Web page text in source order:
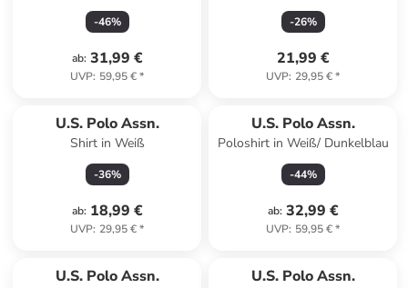
-46%
ab: 31,99 €
UVP: 59,95 €*
-26%
21,99 €
UVP: 29,95 €*
U.S. Polo Assn.
Shirt in Weiß
-36%
ab: 18,99 €
UVP: 29,95 €*
U.S. Polo Assn.
Poloshirt in Weiß/ Dunkelblau
-44%
ab: 32,99 €
UVP: 59,95 €*
U.S. Polo Assn. U.S. Polo Assn.